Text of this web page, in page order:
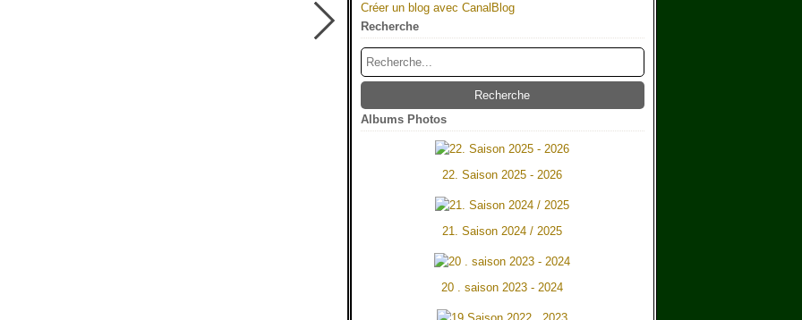
Créer un blog avec CanalBlog
Recherche
Albums Photos
22. Saison 2025 - 2026
21. Saison 2024 / 2025
20 . saison 2023 - 2024